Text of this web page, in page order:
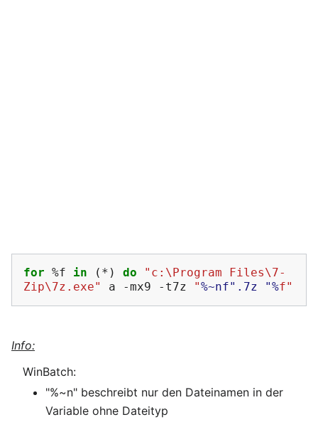
for %f in ( * ) do
"c:\Program Files\7-
Zip\7z.exe"
a -mx9 -t7z "%~nf".7z "%f"
Info:
WinBatch:
"%~n" beschreibt nur den Dateinamen in der
Variable ohne Dateityp